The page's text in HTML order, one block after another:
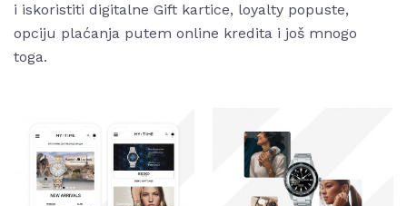
i iskoristiti digitalne Gift kartice, loyalty popuste,
opciju plaćanja putem online kredita i još mnogo
toga.